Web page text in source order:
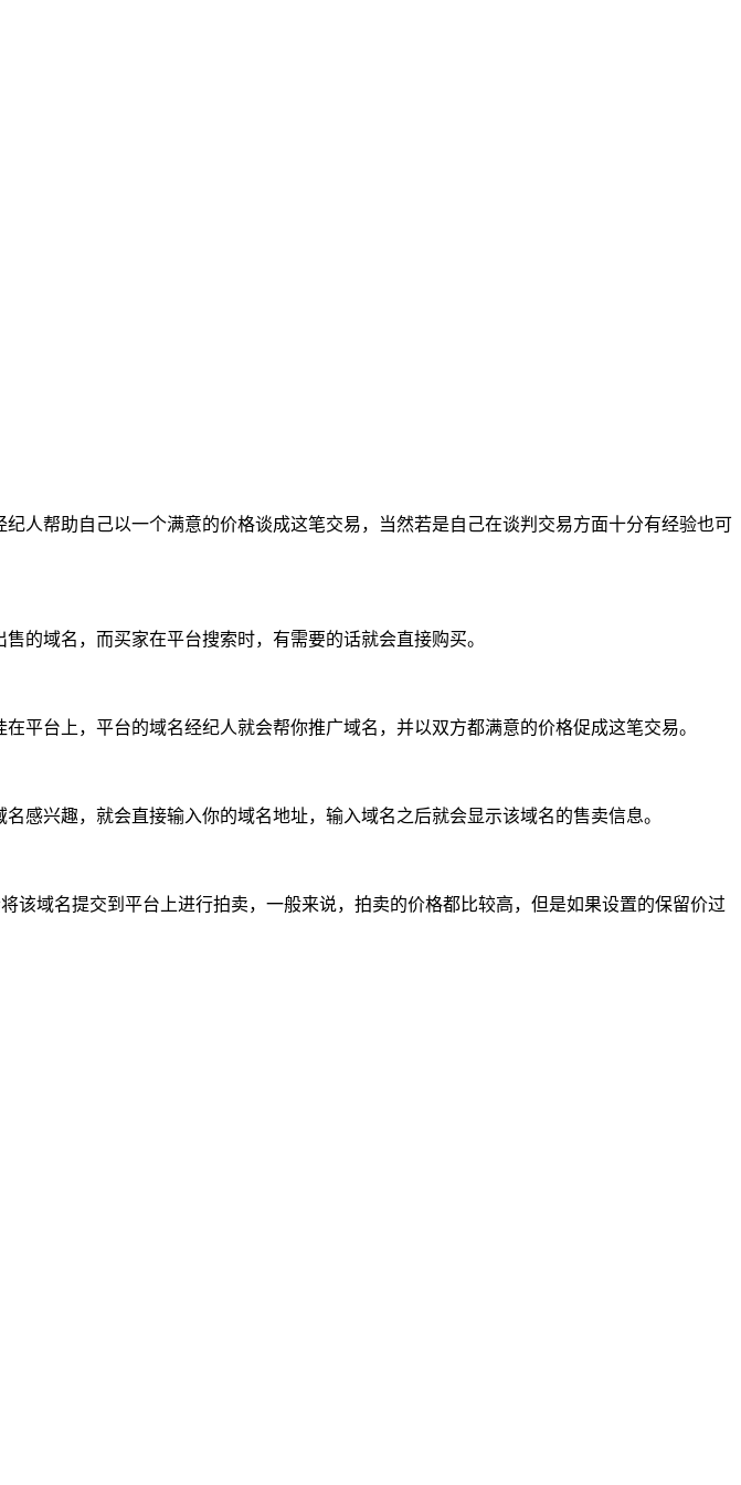
人帮助自己以一个满意的价格谈成这笔交易，当然若是自己在谈判交易方面十分有经验也可
的域名，而买家在平台搜索时，有需要的话就会直接购买。
平台上，平台的域名经纪人就会帮你推广域名，并以双方都满意的价格促成这笔交易。
感兴趣，就会直接输入你的域名地址，输入域名之后就会显示该域名的售卖信息。
域名提交到平台上进行拍卖，一般来说，拍卖的价格都比较高，但是如果设置的保留价过